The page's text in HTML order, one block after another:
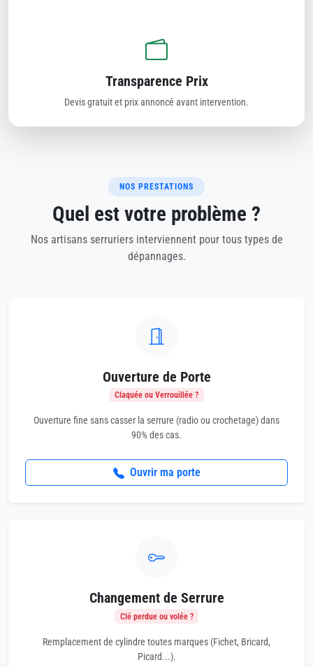
Transparence Prix
Devis gratuit et prix annoncé avant intervention.
NOS PRESTATIONS
Quel est votre problème ?
Nos artisans serruriers interviennent pour tous types de
dépannages.
Ouverture de Porte
Claquée ou Verrouillée ?
Ouverture fine sans casser la serrure (radio ou crochetage) dans
90% des cas.
Ouvrir ma porte
Changement de Serrure
Clé perdue ou volée ?
Remplacement de cylindre toutes marques (Fichet, Bricard,
Picard...).